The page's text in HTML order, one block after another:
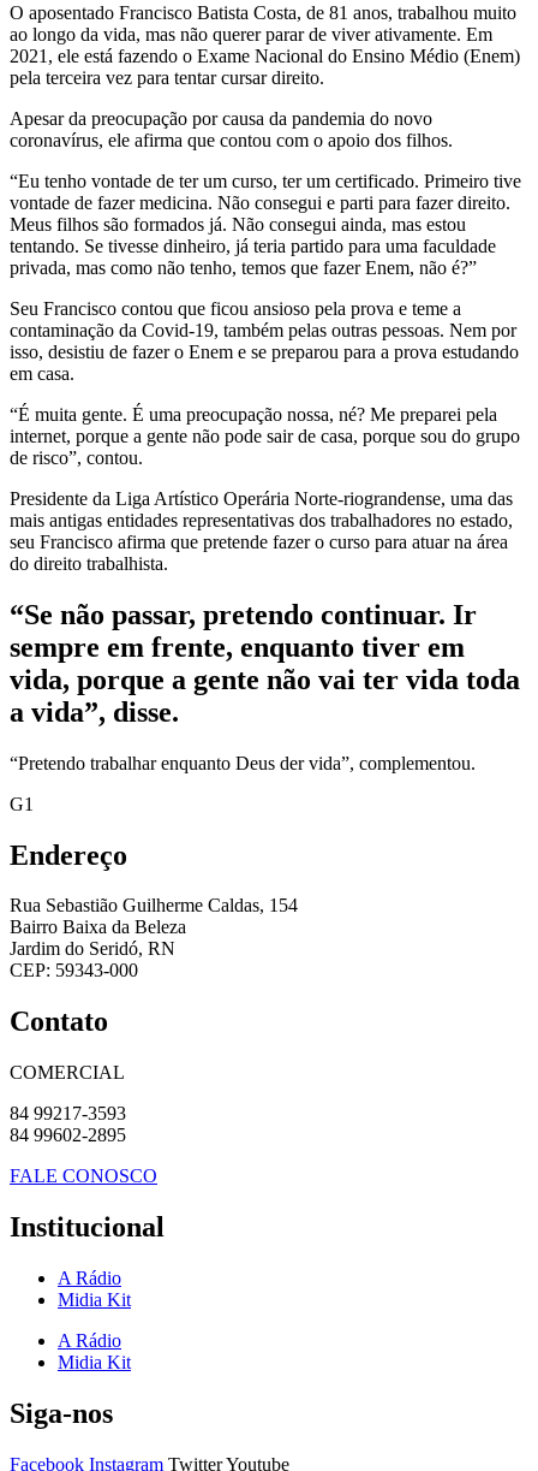
O aposentado Francisco Batista Costa, de 81 anos, trabalhou muito
ao longo da vida, mas não querer parar de viver ativamente. Em
2021, ele está fazendo o Exame Nacional do Ensino Médio (Enem)
pela terceira vez para tentar cursar direito.
Apesar da preocupação por causa da pandemia do novo
coronavírus, ele afirma que contou com o apoio dos filhos.
“Eu tenho vontade de ter um curso, ter um certificado. Primeiro tive
vontade de fazer medicina. Não consegui e parti para fazer direito.
Meus filhos são formados já. Não consegui ainda, mas estou
tentando. Se tivesse dinheiro, já teria partido para uma faculdade
privada, mas como não tenho, temos que fazer Enem, não é?”
Seu Francisco contou que ficou ansioso pela prova e teme a
contaminação da Covid-19, também pelas outras pessoas. Nem por
isso, desistiu de fazer o Enem e se preparou para a prova estudando
em casa.
“É muita gente. É uma preocupação nossa, né? Me preparei pela
internet, porque a gente não pode sair de casa, porque sou do grupo
de risco”, contou.
Presidente da Liga Artístico Operária Norte-riograndense, uma das
mais antigas entidades representativas dos trabalhadores no estado,
seu Francisco afirma que pretende fazer o curso para atuar na área
do direito trabalhista.
“Se não passar, pretendo continuar. Ir
sempre em frente, enquanto tiver em
vida, porque a gente não vai ter vida toda
a vida”, disse.
“Pretendo trabalhar enquanto Deus der vida”, complementou.
G1
Endereço
Rua Sebastião Guilherme Caldas, 154
Bairro Baixa da Beleza
Jardim do Seridó, RN
CEP: 59343-000
Contato
COMERCIAL
84 99217-3593
84 99602-2895
FALE CONOSCO
Institucional
A Rádio
Midia Kit
A Rádio
Midia Kit
Siga-nos
Facebook Instagram TwitterYoutube